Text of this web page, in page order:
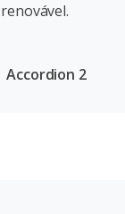
renovável.
Accordion 2